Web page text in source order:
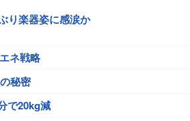
り楽器姿に感涙か
ネ戦略
秘密
で20kg減